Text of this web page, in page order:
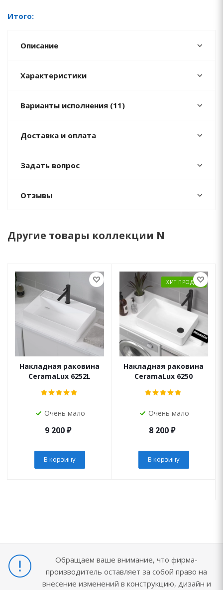
Итого:
Описание
Характеристики
Варианты исполнения (11)
Доставка и оплата
Задать вопрос
Отзывы
Другие товары коллекции N
Накладная раковина
CeramaLux 6252L
Очень мало
9 200₽
В корзину
ХИТ ПРОДАЖ
Накладная раковина
CeramaLux 6250
Очень мало
8 200₽
В корзину
Обращаем ваше внимание, что фирма-
производитель оставляет за собой право на
внесение изменений в конструкцию, дизайн и